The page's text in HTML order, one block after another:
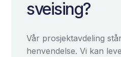
sveising?
Vår prosjektavdeling
henvendelse. Vi kan